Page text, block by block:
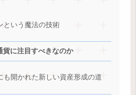
という魔法の技術
貨に注目すべきなのか
も開かれた新しい資産形成の道